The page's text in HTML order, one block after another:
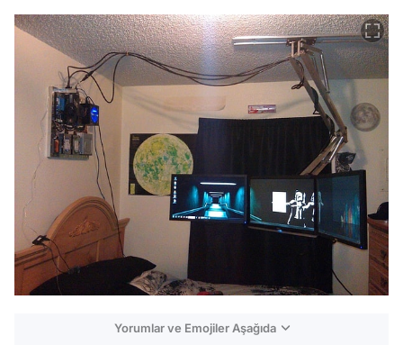
Yorumlar ve Emojiler Aşağıda